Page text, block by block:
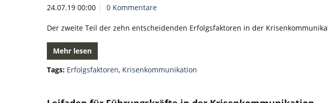
24.07.19 00:00 0 Kommentare
Der zweite Teil der zehn entscheidenden Erfolgsfaktoren in der
Mehr lesen
Tags: Erfolgsfaktoren, Krisenkommunikation